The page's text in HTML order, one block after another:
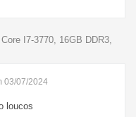
I7-3770, 16GB DDR3,
03/07/2024
loucos